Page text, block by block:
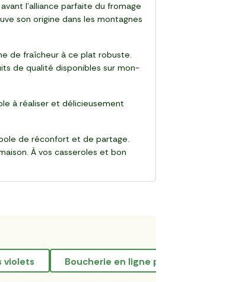
l'alliance parfaite du fromage
son origine dans les montagnes
de fraîcheur à ce plat robuste.
de qualité disponibles sur mon-
à réaliser et délicieusement
de réconfort et de partage.
À vos casseroles et bon
violets boucherie en ligne pas chère